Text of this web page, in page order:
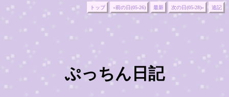
トップ «前の日(05-26) 最新 次の日(05-28)» 追記
ぷっちん日記